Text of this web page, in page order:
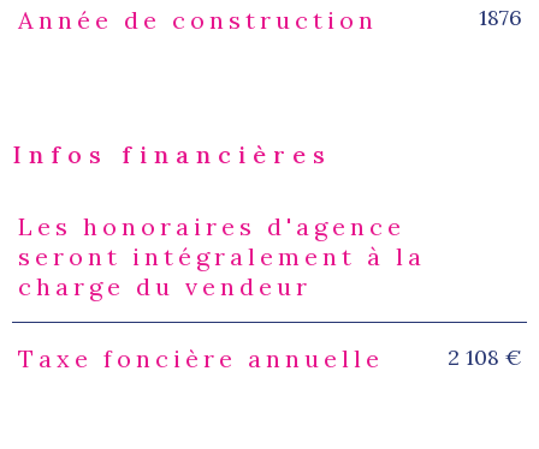
Année de construction 1876
Infos financières
Caractéristiques Valeurs
Les honoraires d'agence
seront intégralement à la
charge du vendeur
Taxe foncière annuelle 2 108 €